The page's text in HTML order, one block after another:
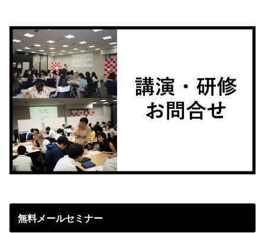
無料メールセミナー